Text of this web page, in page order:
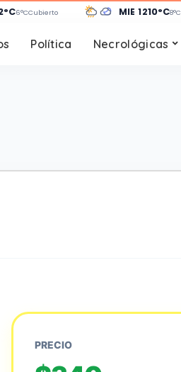
6°CCubierto MIÉ 1210°C8°C
Política Necrológicas
PRECIO